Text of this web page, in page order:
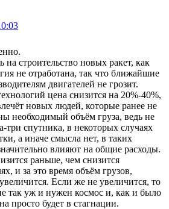
на строительство новых ракет, как
не отработана, так что ближайшие
двигателей не грозит.
цена снизится на 20%-40%,
новых людей, которые ранее не
необходимый объём груза, ведь не
три спутника, в некоторых случаях
а иначе смысла нет, в таких
влияют на общие расходы.
раньше, чем снизится
и за это время объём грузов,
Если же не увеличится, то
так уж и нужен космос и, как и было
просто будет в стагнации.